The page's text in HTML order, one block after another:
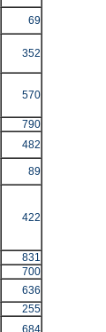
69
352
570
790
482
89
422
831
700
636
255
684